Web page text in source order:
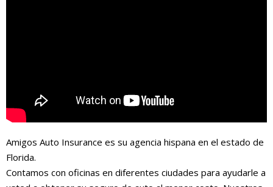
Amigos Auto Insurance es su agencia hispana en el estado de
Florida.
Contamos con oficinas en diferentes ciudades para ayudarle a